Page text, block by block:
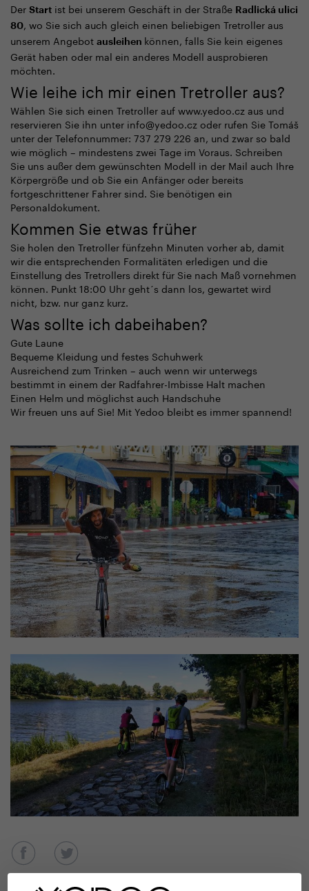
Der Start ist bei unserem Geschäft in der Straße Radlická ulici
80, wo Sie sich auch gleich einen beliebigen Tretroller aus
unserem Angebot ausleihen können, falls Sie kein eigenes
Gerät haben oder mal ein anderes Modell ausprobieren
möchten.
Wie leihe ich mir einen Tretroller aus?
Wählen Sie sich einen Tretroller auf www.yedoo.cz aus und
reservieren Sie ihn unter info@yedoo.cz oder rufen Sie Tomáš
unter der Telefonnummer: 737 279 226 an, und zwar so bald
wie möglich – mindestens zwei Tage im Voraus. Schreiben
Sie uns außer dem gewünschten Modell in der Mail auch Ihre
Körpergröße und ob Sie ein Anfänger oder bereits
fortgeschrittener Fahrer sind. Sie benötigen ein
Personaldokument.
Kommen Sie etwas früher
Sie holen den Tretroller fünfzehn Minuten vorher ab, damit
wir die entsprechenden Formalitäten erledigen und die
Einstellung des Tretrollers direkt für Sie nach Maß vornehmen
können. Punkt 18:00 Uhr geht´s dann los, gewartet wird
nicht, bzw. nur ganz kurz.
Was sollte ich dabeihaben?
Gute Laune
Bequeme Kleidung und festes Schuhwerk
Ausreichend zum Trinken – auch wenn wir unterwegs
bestimmt in einem der Radfahrer-Imbisse Halt machen
Einen Helm und möglichst auch Handschuhe
Wir freuen uns auf Sie! Mit Yedoo bleibt es immer spannend!